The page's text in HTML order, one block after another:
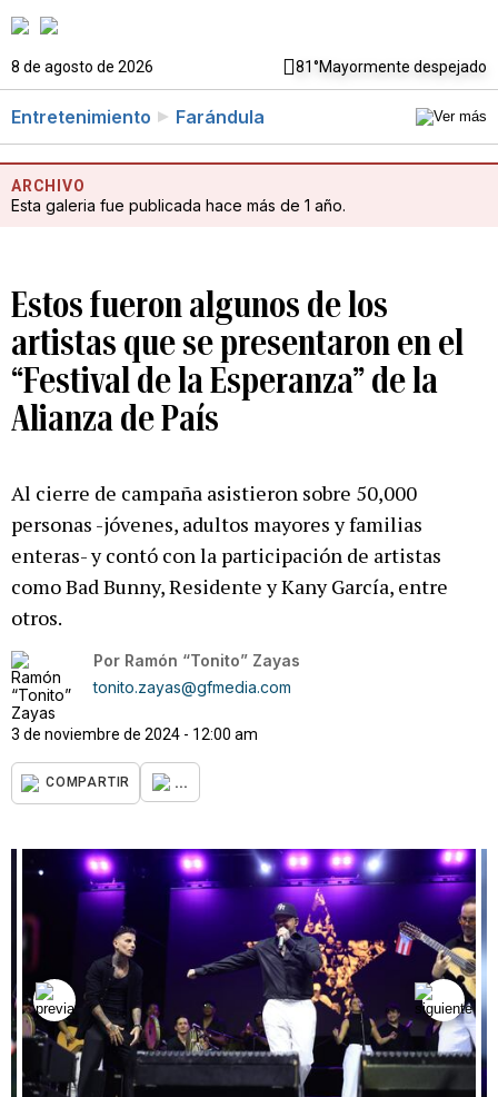
8 de agosto de 2026 81°Mayormente despejado
Entretenimiento Farándula
ARCHIVO
Esta galeria fue publicada hace más de 1 año.
Estos fueron algunos de los
artistas que se presentaron en el
“Festival de la Esperanza” de la
Alianza de País
Al cierre de campaña asistieron sobre 50,000
personas -jóvenes, adultos mayores y familias
enteras- y contó con la participación de artistas
como Bad Bunny, Residente y Kany García, entre
otros.
Por Ramón “Tonito” Zayas
tonito.zayas@gfmedia.com
3 de noviembre de 2024 - 12:00 am
COMPARTIR ...